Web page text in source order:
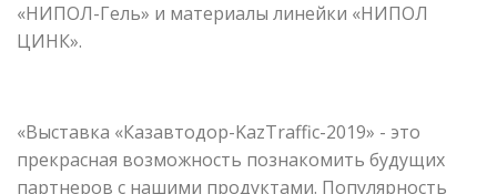
«НИПОЛ-Гель» и материалы линейки «НИПОЛ
ЦИНК».
«Выставка «Казавтодор-KazTraffic-2019» - это
прекрасная возможность познакомить будущих
партнеров с нашими продуктами. Популярность